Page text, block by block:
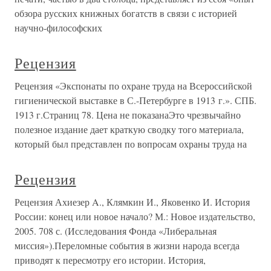
обзора русских книжных богатств в связи с историей
научно-философских
Рецензия
Рецензия «Экспонаты по охране труда на Всероссийской
гигиенической выставке в С.-Петербурге в 1913 г.». СПБ.
1913 г.Страниц 78. Цена не показанаЭто чрезвычайно
полезное издание дает краткую сводку того материала,
который был представлен по вопросам охраны труда на
Рецензия
Рецензия Ахиезер A., Клямкин И., Яковенко И. История
России: конец или новое начало? М.: Новое издательство,
2005. 708 с. (Исследования Фонда «Либеральная
миссия»).Переломные события в жизни народа всегда
приводят к пересмотру его истории. История,